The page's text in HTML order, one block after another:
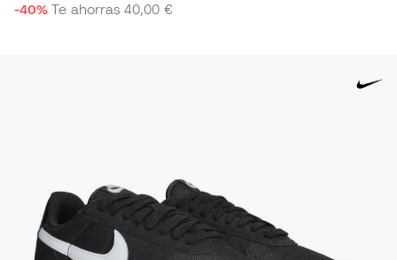
-40% Te ahorras40,00 €